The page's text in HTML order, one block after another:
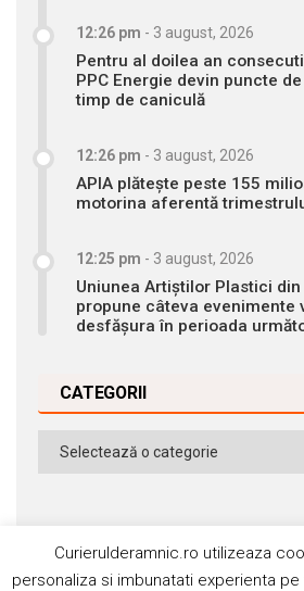
12:26 pm - 3 august, 2026
Pentru al doilea an
PPC Energie devin puncte
timp de caniculă
12:26 pm - 3 august, 2026
APIA plătește peste 155
motorina aferentă
12:25 pm - 3 august, 2026
Uniunea Artiștilor Plastici din
propune câteva evenimente
desfășura în perioada
CATEGORII
Categorii
Curierulderamnic.ro utilizeaza
personaliza si imbunatati experienta